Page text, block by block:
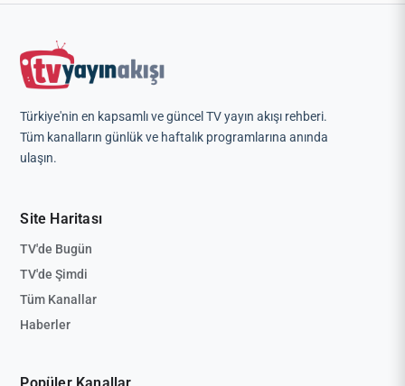
Türkiye'nin en kapsamlı ve güncel TV yayın akışı rehberi.
Tüm kanalların günlük ve haftalık programlarına anında
ulaşın.
Site Haritası
TV'de Bugün
TV'de Şimdi
Tüm Kanallar
Haberler